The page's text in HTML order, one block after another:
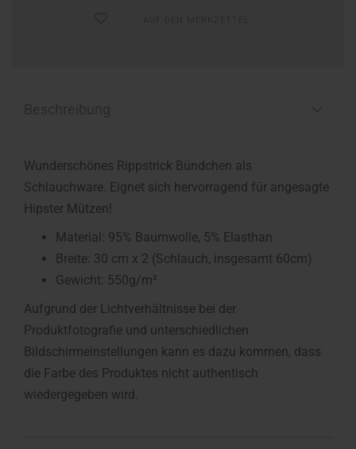
Wunderschönes Rippstrick Bündchen als
Schlauchware. Eignet sich hervorragend für angesagte
Hipster Mützen!
Material: 95% Baumwolle, 5% Elasthan
Breite: 30 cm x 2 (Schlauch, insgesamt 60cm)
Gewicht: 550g/m²
Aufgrund der Lichtverhältnisse bei der
Produktfotografie und unterschiedlichen
Bildschirmeinstellungen kann es dazu kommen, dass
die Farbe des Produktes nicht authentisch
wiedergegeben wird.